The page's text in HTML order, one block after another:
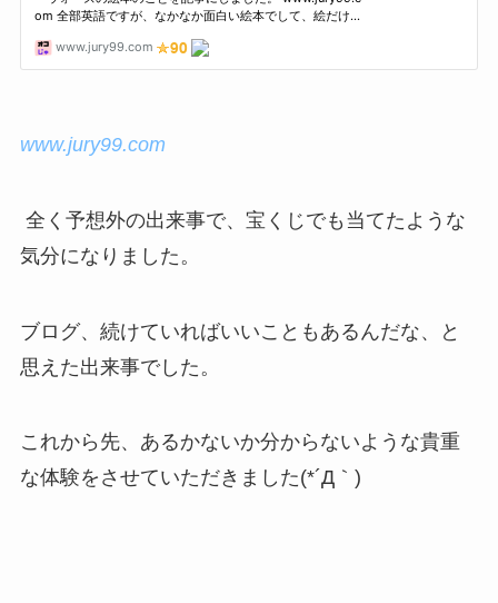
www.jury99.com
全く予想外の出来事で、宝くじでも当てたような
気分になりました。
ブログ、続けていればいいこともあるんだな、と
思えた出来事でした。
これから先、あるかないか分からないような貴重
な体験をさせていただきました(*´Д｀)